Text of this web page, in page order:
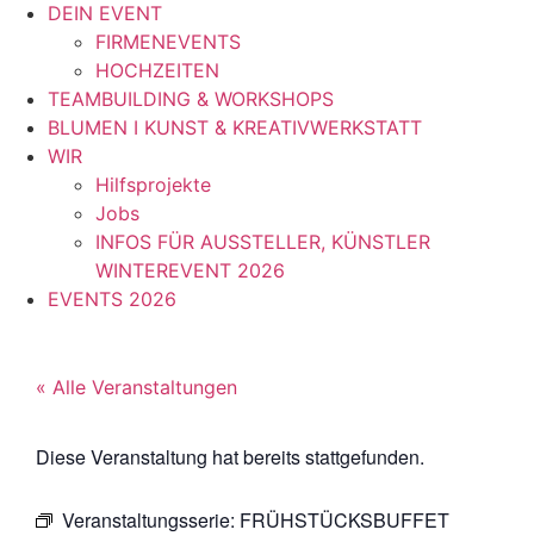
DEIN EVENT
FIRMENEVENTS
HOCHZEITEN
TEAMBUILDING & WORKSHOPS
BLUMEN I KUNST & KREATIVWERKSTATT
WIR
Hilfsprojekte
Jobs
INFOS FÜR AUSSTELLER, KÜNSTLER
WINTEREVENT 2026
EVENTS 2026
« Alle Veranstaltungen
Diese Veranstaltung hat bereits stattgefunden.
Veranstaltungsserie: FRÜHSTÜCKSBUFFET